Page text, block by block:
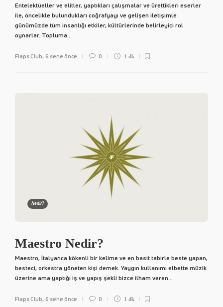
Entelektüeller ve elitler, yaptıkları çalışmalar ve ürettikleri eserler
ile, öncelikle bulundukları coğrafyayı ve gelişen iletişimle
günümüzde tüm insanlığı etkiler, kültürlerinde belirleyici rol
oynarlar. Topluma...
Flaps Club, 6 sene önce 0 1 dk
Nedir?
Maestro Nedir?
Maestro, İtalyanca kökenli bir kelime ve en basit tabirle beste yapan,
besteci, orkestra yöneten kişi demek. Yaygın kullanımı elbette müzik
üzerine ama yaptığı iş ve yapış şekli bizce ilham veren...
Flaps Club, 6 sene önce 0 1 dk